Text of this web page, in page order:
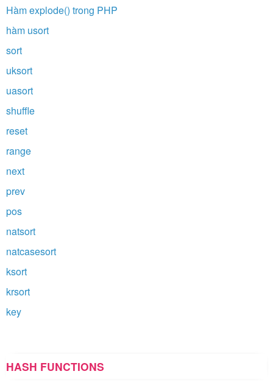
Hàm explode() trong PHP
hàm usort
sort
uksort
uasort
shuffle
reset
range
next
prev
pos
natsort
natcasesort
ksort
krsort
key
HASH FUNCTIONS